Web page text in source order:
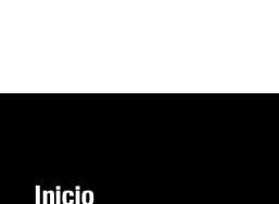
Inicio